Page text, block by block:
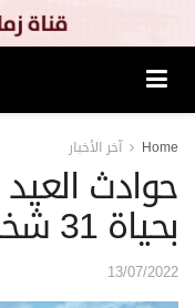
Home آخر الأخبار
حوادث
بحياة 31 شخصًا
13/07/2022